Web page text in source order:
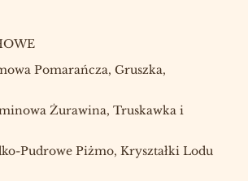
Pomarańcza, Gruszka,
Żurawina, Truskawka i
Pudrowe Piżmo, Kryształki Lodu